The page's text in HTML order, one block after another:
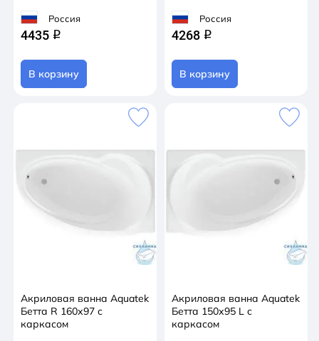
Россия
4435 q
В корзину
Россия
4268 q
В корзину
Акриловая ванна Aquatek
Бетта R 160х97 с
каркасом
Акриловая ванна Aquatek
Бетта 150х95 L с
каркасом